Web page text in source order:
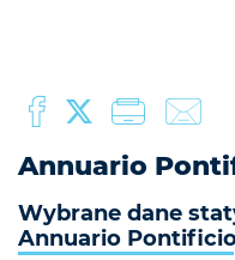
Annuario
Wybrane dane
Annuario Pontificio